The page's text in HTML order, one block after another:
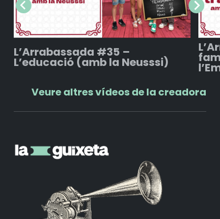
Veure altres vídeos de la creadora
L’Arrabassada #35 –
L’educació (amb la Neusssi)